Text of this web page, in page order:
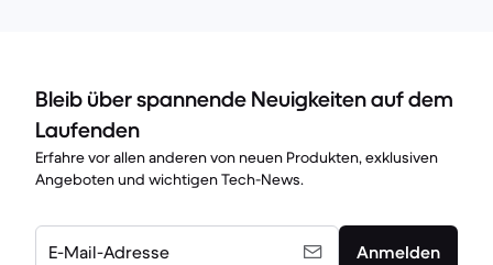
Bleib über spannende Neuigkeiten auf dem
Laufenden
Erfahre vor allen anderen von neuen Produkten, exklusiven
Angeboten und wichtigen Tech-News.
E-Mail-Adresse Anmelden